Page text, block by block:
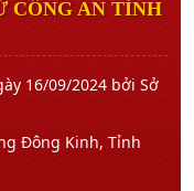
CÔNG AN TỈNH
16/09/2024 bởi Sở
Đông Kinh, Tỉnh